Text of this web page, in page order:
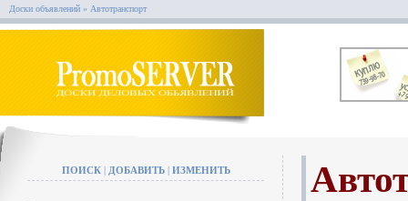
Доски объявлений » Автотранспорт
ПОИСК| ДОБАВИТЬ| ИЗМЕНИТЬ